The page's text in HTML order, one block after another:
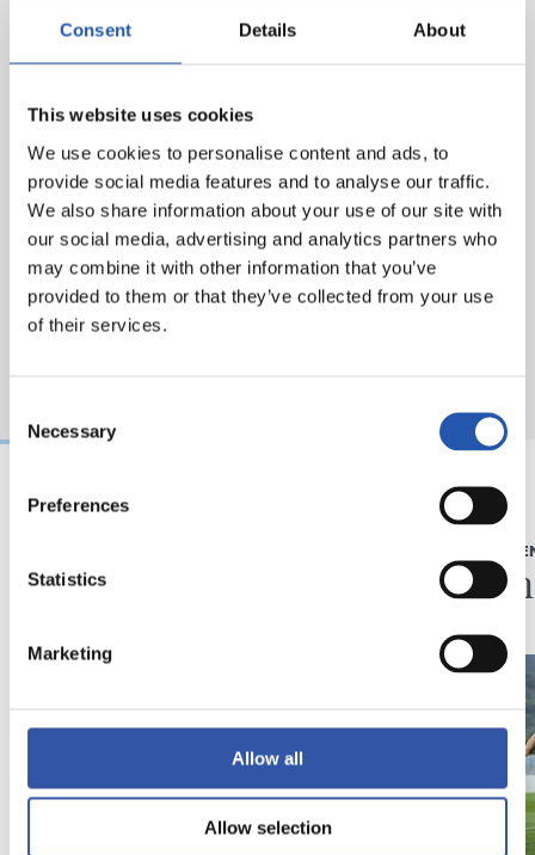
Consent Details About
This website uses cookies
We use cookies to personalise content and ads, to
provide social media features and to analyse our traffic.
We also share information about your use of our site with
our social media, advertising and analytics partners who
may combine it with other information that you’ve
provided to them or that they’ve collected from your use
of their services.
Selection
Necessary
Preferences
Statistics
Marketing
Allow all
Allow selection
“La Real hace mucho
05/08/2026